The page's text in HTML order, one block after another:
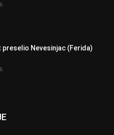
preselio Nevesinjac (Ferida)